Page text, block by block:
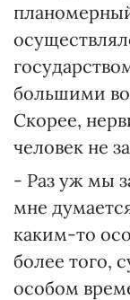
большими
Скорее,
человек не
- Раз уж мы
мне
каким-то
более того,
особом